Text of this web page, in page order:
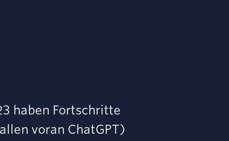
haben Fortschritte
voran ChatGPT)